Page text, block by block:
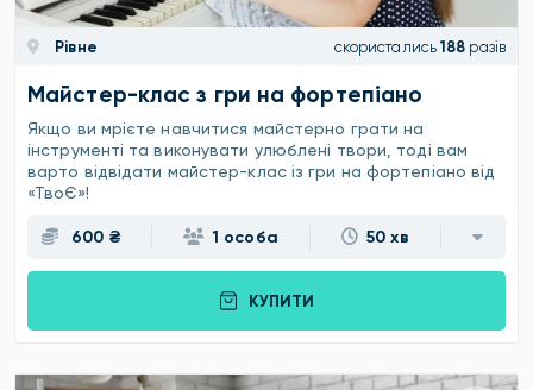
Рівне скористались 188 разів
Майстер-клас з гри на фортепіано
Якщо ви мрієте навчитися майстерно грати на
інструменті та виконувати улюблені твори, тоді вам
варто відвідати майстер-клас із гри на фортепіано від
«ТвоЄ»!
600 ₴ 1 особа 50 хв
КУПИТИ